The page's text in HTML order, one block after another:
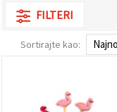
uključujući
uz pomoć
partnera za
analitiku i
korištenje
FILTERI
Sortirajte kao: